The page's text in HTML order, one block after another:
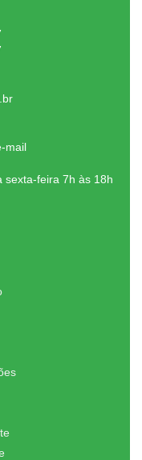
mail
sexta-feira 7h às 18h